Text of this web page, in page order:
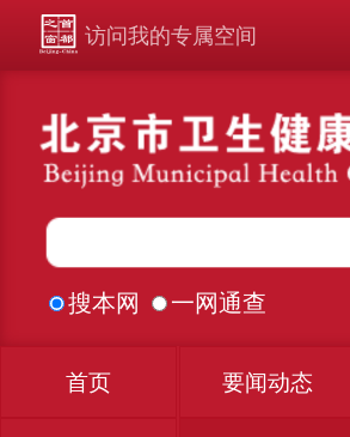
访问我的专属空间
搜本网 一网通查
首页 要闻动态